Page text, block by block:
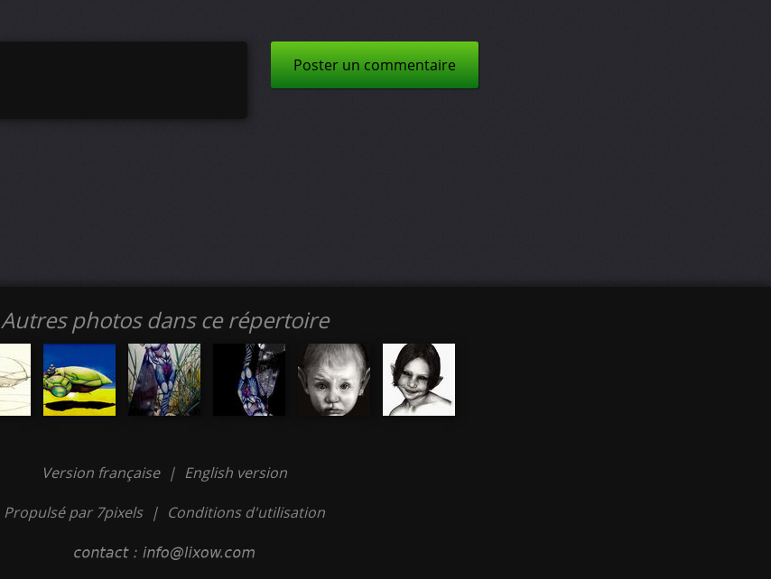
Poster un commentaire
Autres photos dans ce répertoire
Version française | English version
Propulsé par 7pixels | Conditions d'utilisation